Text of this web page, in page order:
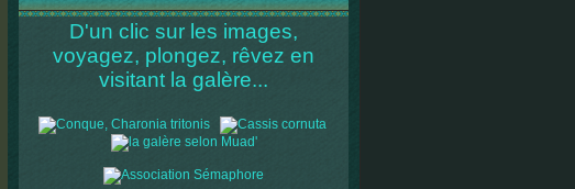
D'un clic sur les images,
voyagez, plongez, rêvez en
visitant la galère...